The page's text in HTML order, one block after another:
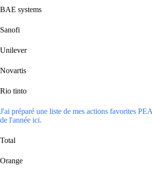
BAE systems
Sanofi
Unilever
Novartis
Rio tinto
J'ai préparé une liste de mes actions favorites
de l'année ici.
Total
Orange